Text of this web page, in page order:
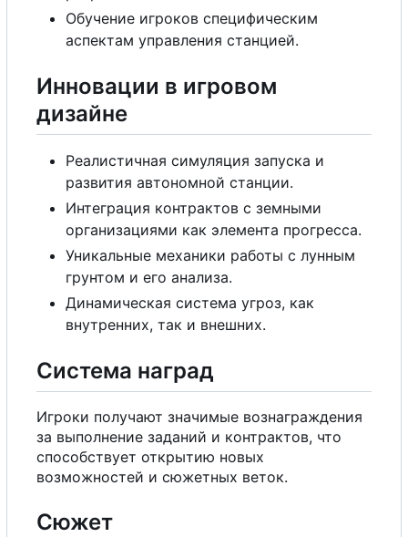
Обучение игроков специфическим
аспектам управления станцией.
Инновации в игровом
дизайне
Реалистичная симуляция запуска и
развития автономной станции.
Интеграция контрактов с земными
организациями как элемента прогресса.
Уникальные механики работы с лунным
грунтом и его анализа.
Динамическая система угроз, как
внутренних, так и внешних.
Система наград
Игроки получают значимые вознаграждения
за выполнение заданий и контрактов, что
способствует открытию новых
возможностей и сюжетных веток.
Сюжет